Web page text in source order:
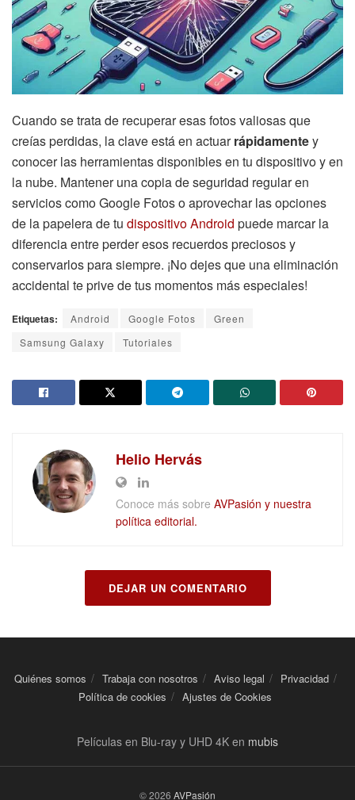
Cuando se trata de recuperar esas fotos valiosas que
creías perdidas, la clave está en actuarrápidamentey
conocer las herramientas disponibles en tu dispositivo y en
la nube. Mantener una copia de seguridad regular en
servicios como Google Fotos o aprovechar las opciones
de la papelera de tu dispositivo Android puede marcar la
diferencia entre perder esos recuerdos preciosos y
conservarlos para siempre. ¡No dejes que una eliminación
accidental te prive de tus momentos más especiales!
Etiquetas: Android Google Fotos
Green
Samsung Galaxy
Tutoriales
Helio Hervás
Conoce más sobre AVPasión y nuestra
política editorial.
DEJAR UN COMENTARIO
Quiénes somos Trabaja con nosotros Aviso legal
Privacidad
Política de cookies
Ajustes de Cookies
Películas en Blu-ray y UHD 4K en mubis
© 2026 AVPasión